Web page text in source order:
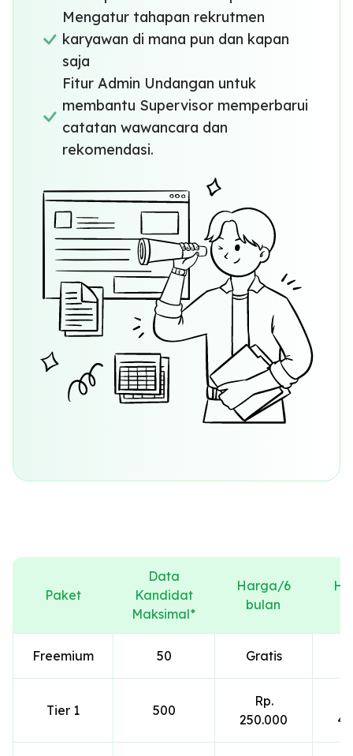
Mengatur tahapan rekrutmen
karyawan di mana pun dan kapan
saja
Fitur Admin Undangan untuk
membantu Supervisor memperbarui
catatan wawancara dan
rekomendasi.
Paket
Data
Kandidat
Maksimal*
Harga/6
bulan
Freemium 50 Gratis
Tier 1 500
Rp.
250.000